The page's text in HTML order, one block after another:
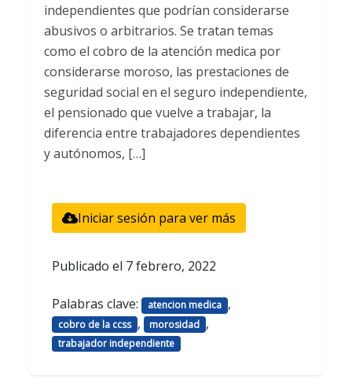
independientes que podrían considerarse
abusivos o arbitrarios. Se tratan temas
como el cobro de la atención medica por
considerarse moroso, las prestaciones de
seguridad social en el seguro independiente,
el pensionado que vuelve a trabajar, la
diferencia entre trabajadores dependientes
y autónomos, […]
Iniciar sesión para ver más
Publicado el 7 febrero, 2022
Palabras clave: atencion medica ,
cobro de la ccss , morosidad ,
trabajador independiente